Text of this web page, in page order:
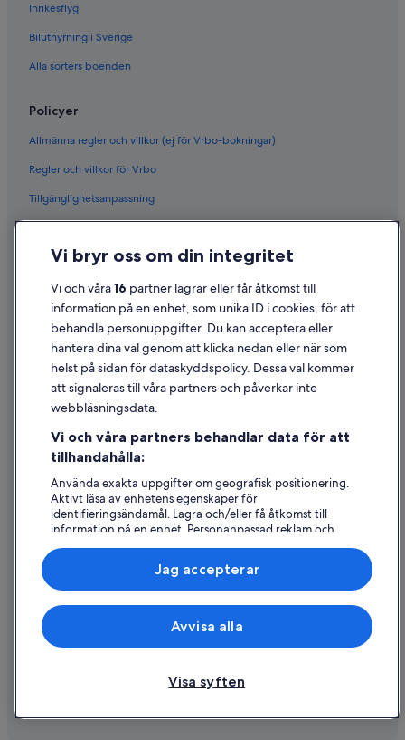
Inrikesflyg
Biluthyrning i Sverige
Alla sorters boenden
Policyer
Allmänna regler och villkor (ej för Vrbo-bokningar)
Regler och villkor för Vrbo
Tillgänglighetsanpassning
Cookies
Användarvillkor
Juridisk information/Kontakta oss
Riktlinjer för innehåll och anmäla innehåll
Hjälp
Avboka eller ändra din bokning
Återbetalningsprocess och tidslinjer
Boka ett flyg med flygbolagskredit
Internationella resedokument
© 2026 Expedia, Inc., ett företag i Expedia Group. Med ensamrätt.
Expedia och Expedias logotyp är varumärken eller registrerade
Vi bryr oss om din integritet
Vi och våra16 partner lagrar eller får åtkomst till
information på en enhet, som unika ID i cookies, för att
behandla personuppgifter. Du kan acceptera eller
hantera dina val genom att klicka nedan eller när som
helst på sidan för dataskyddspolicy. Dessa val kommer
att signaleras till våra partners och påverkar inte
webbläsningsdata.
Vi och våra partners behandlar data för att
tillhandahålla:
Använda exakta uppgifter om geografisk positionering.
Aktivt läsa av enhetens egenskaper för
identifieringsändamål. Lagra och/eller få åtkomst till
information på en enhet. Personanpassad reklam och
innehåll, reklam- och innehållsmätning, forskning
Lista över partner (leverantörer)
Visa syften
Avvisa alla
Jag accepterar